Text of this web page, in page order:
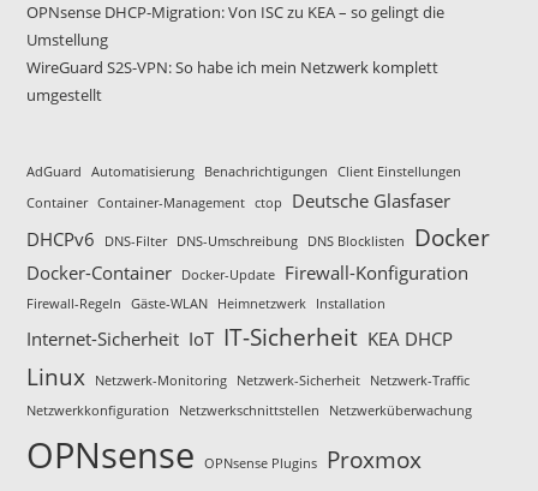
OPNsense DHCP-Migration: Von ISC zu KEA – so gelingt die
Umstellung
WireGuard S2S-VPN: So habe ich mein Netzwerk komplett
umgestellt
AdGuard Automatisierung Benachrichtigungen
Client Einstellungen
Container Container-Management ctop
Deutsche Glasfaser
DHCPv6
DNS-Filter DNS-Umschreibung DNS Blocklisten Docker
Docker-Container Docker-Update Firewall-Konfiguration
Firewall-Regeln Gäste-WLAN Heimnetzwerk Installation
Internet-Sicherheit IoT IT-Sicherheit KEA DHCP
Linux Netzwerk-Monitoring Netzwerk-Sicherheit
Netzwerk-Traffic
Netzwerkkonfiguration
Netzwerkschnittstellen Netzwerküberwachung
OPNsense OPNsense Plugins Proxmox